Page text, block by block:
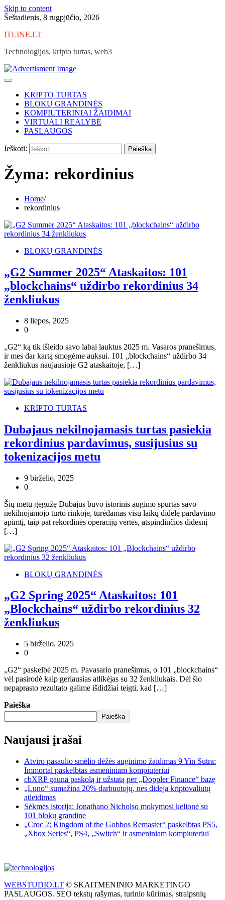
Skip to content
Šeštadienis, 8 rugpjūčio, 2026
ITLINE.LT
Technologijos, kripto turtas, web3
KRIPTO TURTAS
BLOKŲ GRANDINĖS
KOMPIUTERINIAI ŽAIDIMAI
VIRTUALI REALYBĖ
PASLAUGOS
Ieškoti:
Žyma: rekordinius
Home
rekordinius
BLOKŲ GRANDINĖS
„G2 Summer 2025“ Ataskaitos: 101
„blockchains“ uždirbo rekordinius 34
ženkliukus
8 liepos, 2025
0
„G2“ ką tik išleido savo labai lauktus 2025 m. Vasaros pranešimus,
ir mes dar kartą smogėme auksui. 101 „blockchains“ uždirbo 34
ženkliukus naujausioje G2 ataskaitoje, […]
KRIPTO TURTAS
Dubajaus nekilnojamasis turtas pasiekia
rekordinius pardavimus, susijusius su
tokenizacijos metu
9 birželio, 2025
0
Šių metų gegužę Dubajus buvo istorinis augimo spurtas savo
nekilnojamojo turto rinkoje, turėdamas visų laikų didelę pardavimo
apimtį, taip pat rekordinės operacijų vertės, atspindinčios didesnį
[…]
BLOKŲ GRANDINĖS
„G2 Spring 2025“ Ataskaitos: 101
„Blockchains“ uždirbo rekordinius 32
ženkliukus
5 birželio, 2025
0
„G2“ paskelbė 2025 m. Pavasario pranešimus, o 101 „blockchains“
vėl pasirodė kaip geriausias atlikėjas su 32 ženkliukais. Dėl šio
nepaprasto rezultato galime išdidžiai teigti, kad […]
Paieška
Paieška
Naujausi įrašai
Atviro pasaulio smėlio dėžės auginimo žaidimas 9 Yin Sutra:
Immortal paskelbtas asmeniniam kompiuteriui
cbXRP gauna paskolą ir užstatą per „Doppler Finance“ bazę
„Luno“ sumažina 20% darbuotojų, nes didėja kriptovaliutų
atleidimas
Sėkmės istorija: Jonathano Nicholso mokymosi kelionė su
101 blokų grandine
„Croc 2: Kingdom of the Gobbos Remaster“ paskelbtas PS5,
„Xbox Series“, PS4, „Switch“ ir asmeniniam kompiuteriui
WEBSTUDIO.LT © SKAITMENINIO MARKETINGO
PASLAUGOS. SEO tekstų rašymas, turinio kūrimas, straipsnių